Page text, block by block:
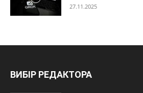
27.11.2025
ВИБІР РЕДАКТОРА